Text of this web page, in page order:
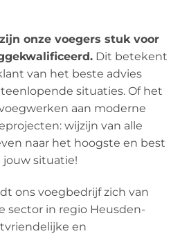
onze voegers stuk voor
Dit betekent
van het beste advies
situaties. Of het
aan moderne
wijzijn van alle
naar het hoogste en best
situatie!
ons voegbedrijf zich van
sector in regio Heusden-
en